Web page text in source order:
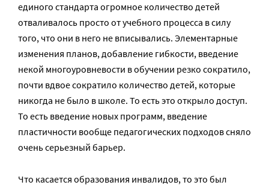
единого стандарта огромное количество детей
отваливалось просто от учебного процесса в силу
того, что они в него не вписывались. Элементарные
изменения планов, добавление гибкости, введение
некой многоуровневости в обучении резко сократило,
почти вдвое сократило количество детей, которые
никогда не было в школе. То есть это открыло доступ.
То есть введение новых программ, введение
пластичности вообще педагогических подходов сняло
очень серьезный барьер.
Что касается образования инвалидов, то это был